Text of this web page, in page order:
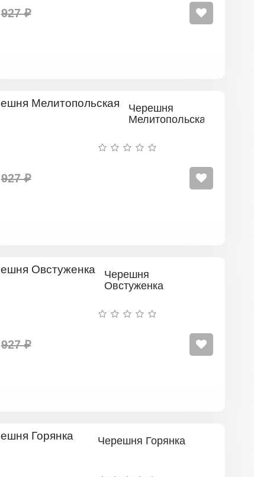
927 ₽
Черешня
Мелитопольская
927 ₽
Черешня
Овстуженка
927 ₽
Черешня Горянка